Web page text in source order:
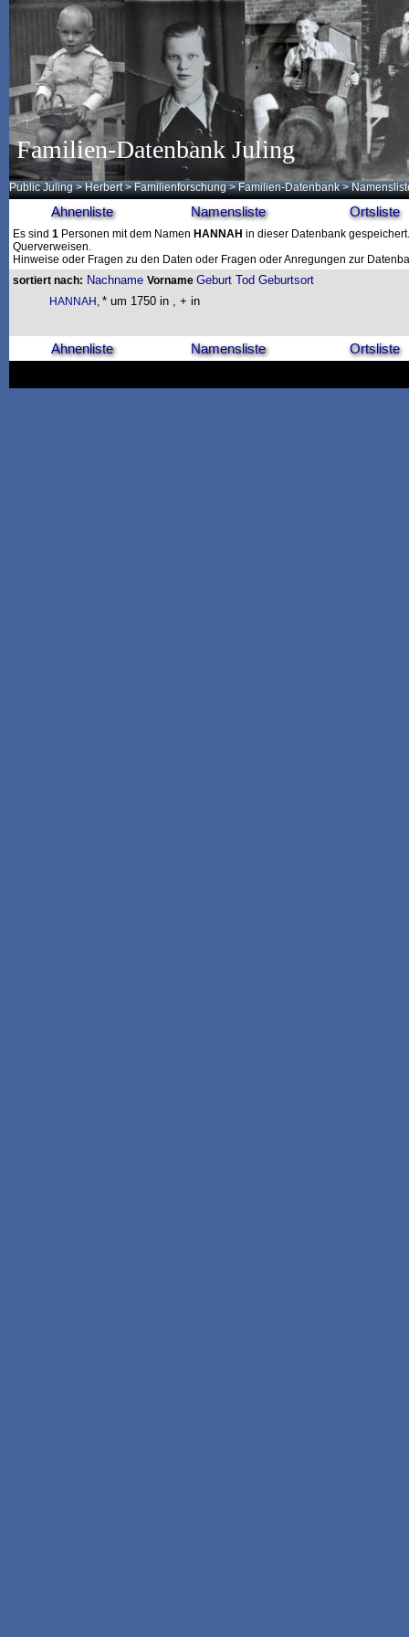
Familien-Datenbank Juling
Public Juling >Herbert >Familienforschung >Familien-Datenbank >
Ahnenliste Namensliste Ortsliste
Es sind 1 Personen mit dem Namen HANNAH in dieser Datenbank
Querverweisen.
Hinweise oder Fragen zu den Daten oder Fragen oder Anregungen zur
sortiert nach: Nachname Vorname Geburt Tod Geburtsort
HANNAH, * um 1750 in , + in
Ahnenliste Namensliste Ortsliste